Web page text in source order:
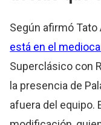
Según afirmó Tato
está en el
Superclásico con
la presencia de
afuera del equipo.